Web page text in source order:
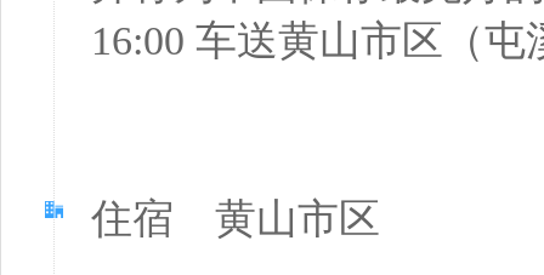
16:00 车送黄山市区（
住宿 黄山市区